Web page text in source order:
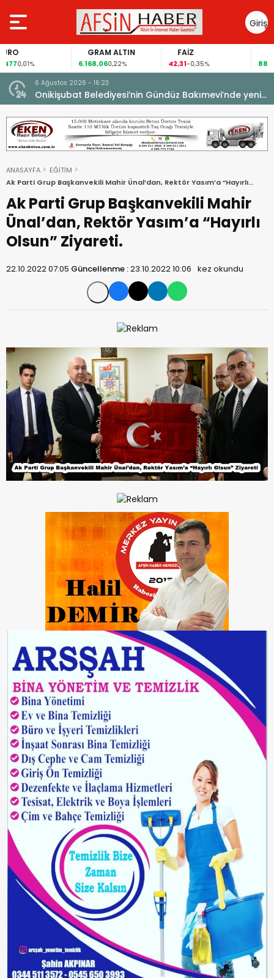
Giriş
Yap
GRAM ALTIN
6.168,06 0,22%
FAİZ
42,31
GÜMÜŞ GRAM
88,60
6 Ağustos 2026 - 16:23
Onikişubat Belediyesi’nin Gündüz Bakımevi’nde yeni
dönemin ön kayıtları başladı.
ANASAYFA
EĞİTİM
Ak Parti Grup Başkanvekili Mahir Ünal’dan, Rektör Yasım’a “Hayırlı
Olsun” Ziyareti.
Ak Parti Grup Başkanvekili Mahir
Ünal’dan, Rektör Yasım’a “Hayırlı
Olsun” Ziyareti.
22.10.2022 07:05 Güncellenme :23.10.2022 10:06 kez okundu